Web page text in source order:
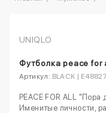
UNIQLO
Футболка peace for
Артикул: BLACK |
PEACE FOR ALL "Пора
Именитые личности,